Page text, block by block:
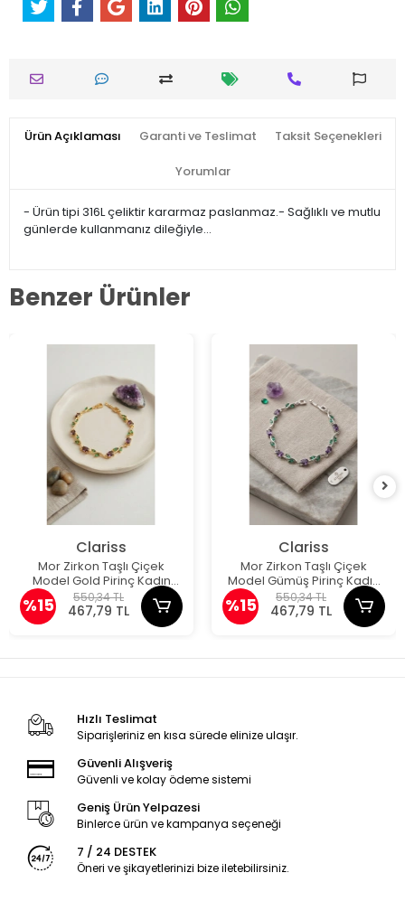
Ürün Açıklaması Garanti ve Teslimat Taksit Seçenekleri
Yorumlar
- Ürün tipi 316L çeliktir kararmaz paslanmaz.- Sağlıklı ve mutlu
günlerde kullanmanız dileğiyle…
Benzer Ürünler
Clariss
Mor Zirkon Taşlı Çiçek
Model Gold Pirinç Kadın
Bileklik
%15 550,34 TL
467,79 TL
Clariss
Mor Zirkon Taşlı Çiçek
Model Gümüş Pirinç Kadın
Bileklik
%15 550,34 TL
467,79 TL
Hızlı Teslimat
Siparişleriniz en kısa sürede elinize ulaşır.
Güvenli Alışveriş
Güvenli ve kolay ödeme sistemi
Geniş Ürün Yelpazesi
Binlerce ürün ve kampanya seçeneği
7 / 24 DESTEK
Öneri ve şikayetlerinizi bize iletebilirsiniz.